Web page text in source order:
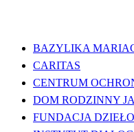
BAZYLIKA
CARITAS
CENTRUM
DOM RODZINNY
FUNDACJA